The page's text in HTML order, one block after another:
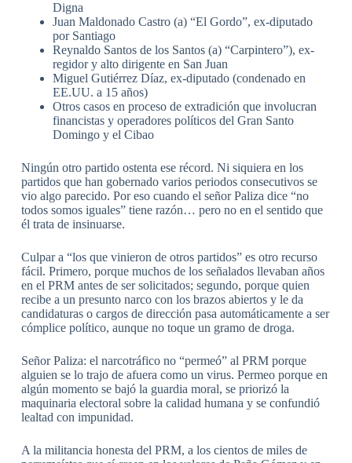
Digna
Juan Maldonado Castro (a) “El Gordo”, ex-diputado
por Santiago
Reynaldo Santos de los Santos (a) “Carpintero”), ex-
regidor y alto dirigente en San Juan
Miguel Gutiérrez Díaz, ex-diputado (condenado en
EE.UU. a 15 años)
Otros casos en proceso de extradición que involucran
financistas y operadores políticos del Gran Santo
Domingo y el Cibao
Ningún otro partido ostenta ese récord. Ni siquiera en los
partidos que han gobernado varios periodos consecutivos se
vio algo parecido. Por eso cuando el señor Paliza dice “no
todos somos iguales” tiene razón… pero no en el sentido que
él trata de insinuarse.
Culpar a “los que vinieron de otros partidos” es otro recurso
fácil. Primero, porque muchos de los señalados llevaban años
en el PRM antes de ser solicitados; segundo, porque quien
recibe a un presunto narco con los brazos abiertos y le da
candidaturas o cargos de dirección pasa automáticamente a ser
cómplice político, aunque no toque un gramo de droga.
Señor Paliza: el narcotráfico no “permeó” al PRM porque
alguien se lo trajo de afuera como un virus. Permeo porque en
algún momento se bajó la guardia moral, se priorizó la
maquinaria electoral sobre la calidad humana y se confundió
lealtad con impunidad.
A la militancia honesta del PRM, a los cientos de miles de